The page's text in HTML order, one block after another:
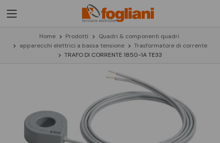
Home Prodotti
Quadri & componenti quadri
apparecchi elettrici a bassa tensione
Trasformatore di corrente
TRAFO DI CORRENTE 1850-1A TE33